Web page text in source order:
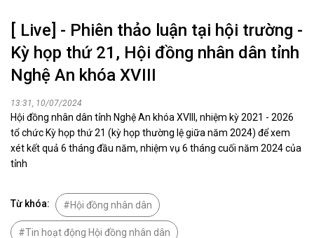
[ Live] - Phiên thảo luận tại hội trường -
Kỳ họp thứ 21, Hội đồng nhân dân tỉnh
Nghệ An khóa XVIII
13:31, 10/07/2024
Hội đồng nhân dân tỉnh Nghệ An khóa XVIII, nhiệm kỳ 2021 - 2026
tổ chức Kỳ họp thứ 21 (kỳ họp thường lệ giữa năm 2024) để xem
xét kết quả 6 tháng đầu năm, nhiệm vụ 6 tháng cuối năm 2024 của
tỉnh
Từ khóa: Hội đồng nhân dân
Tin hoạt động Hội đồng nhân dân